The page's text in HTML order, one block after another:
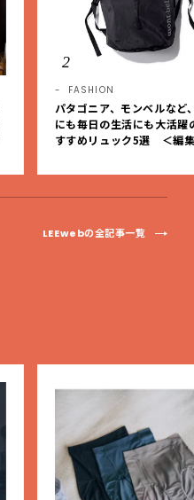
2
FASHION
パタゴニア、モンベルなど
にも毎日の生活にも大活躍
すすめリュック5選 ＜編
LEEwebの全記事一覧